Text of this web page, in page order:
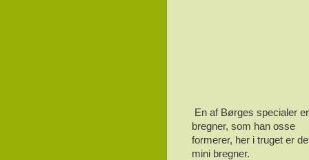
En af Børges specialer er
bregner, som han osse
formerer, her i truget er
mini bregner.